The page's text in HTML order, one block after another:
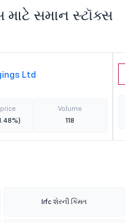
માટે સમાન સ્ટૉક્સ
Ltd
Volume
118
Irfc શેરની કિંમત